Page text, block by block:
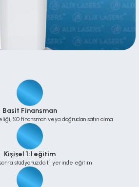
Basit Finansman
%0 finansman veya doğrudan satın alma
Kişisel 1:1 eğitim
stüdyonuzda 1:1 yerinde eğitim